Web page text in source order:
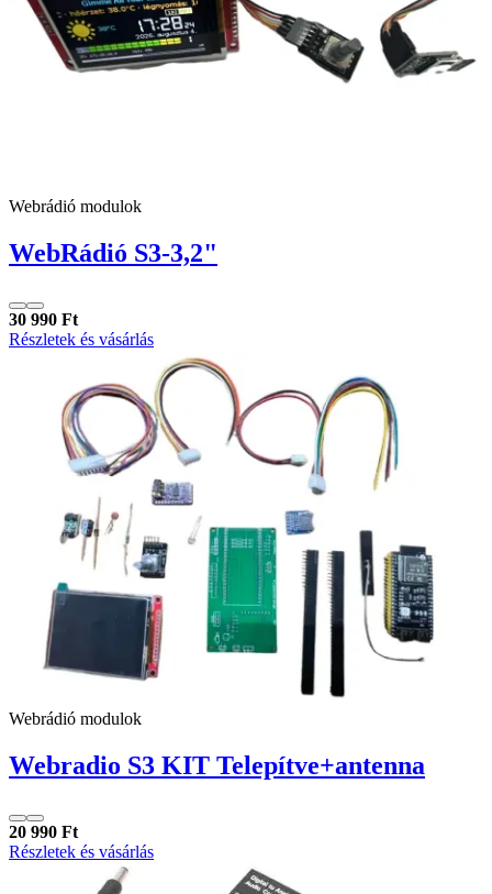
Webrádió modulok
WebRádió S3-3,2"
30 990 Ft
Részletek és vásárlás
Webrádió modulok
Webradio S3 KIT Telepítve+antenna
20 990 Ft
Részletek és vásárlás